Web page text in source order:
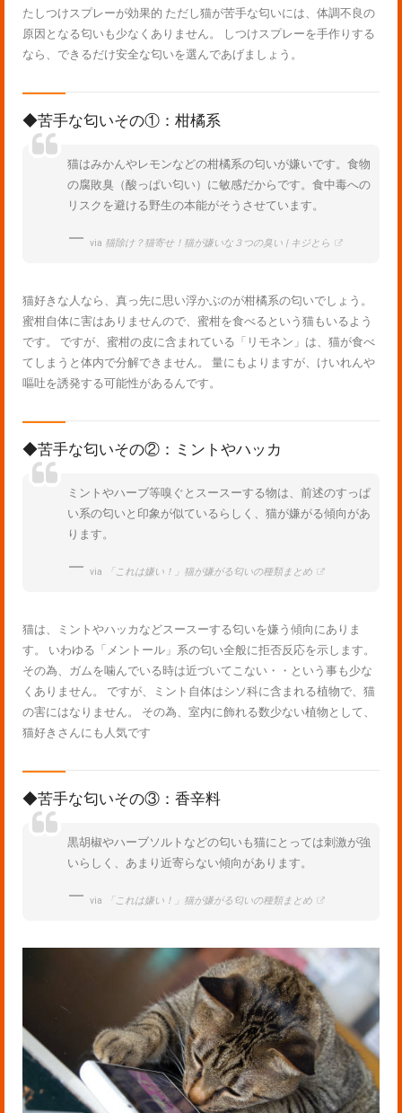
たしつけスプレーが効果的 ただし猫が苦手な匂いには、体調不良の
原因となる匂いも少なくありません。 しつけスプレーを手作りする
なら、できるだけ安全な匂いを選んであげましょう。
◆苦手な匂いその①：柑橘系
猫はみかんやレモンなどの柑橘系の匂いが嫌いです。食物
の腐敗臭（酸っぱい匂い）に敏感だからです。食中毒への
リスクを避ける野生の本能がそうさせています。
via 猫除け？猫寄せ！猫が嫌いな３つの臭い | キジとら
猫好きな人なら、真っ先に思い浮かぶのが柑橘系の匂いでしょう。
蜜柑自体に害はありませんので、蜜柑を食べるという猫もいるよう
です。 ですが、蜜柑の皮に含まれている「リモネン」は、猫が食べ
てしまうと体内で分解できません。 量にもよりますが、けいれんや
嘔吐を誘発する可能性があるんです。
◆苦手な匂いその②：ミントやハッカ
ミントやハーブ等嗅ぐとスースーする物は、前述のすっぱ
い系の匂いと印象が似ているらしく、猫が嫌がる傾向があ
ります。
via 「これは嫌い！」猫が嫌がる匂いの種類まとめ
猫は、ミントやハッカなどスースーする匂いを嫌う傾向にありま
す。 いわゆる「メントール」系の匂い全般に拒否反応を示します。
その為、ガムを噛んでいる時は近づいてこない・・という事も少な
くありません。 ですが、ミント自体はシソ科に含まれる植物で、猫
の害にはなりません。 その為、室内に飾れる数少ない植物として、
猫好きさんにも人気です
◆苦手な匂いその③：香辛料
黒胡椒やハーブソルトなどの匂いも猫にとっては刺激が強
いらしく、あまり近寄らない傾向があります。
via 「これは嫌い！」猫が嫌がる匂いの種類まとめ